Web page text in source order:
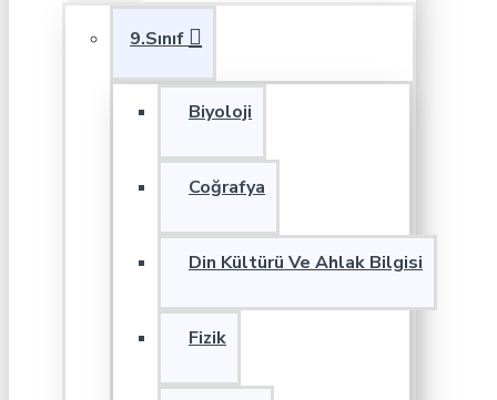
9.Sınıf
Biyoloji
Coğrafya
Din Kültürü Ve Ahlak Bilgisi
Fizik